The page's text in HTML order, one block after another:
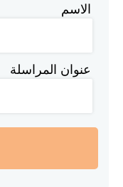
الاسم
عنوان المراسلة